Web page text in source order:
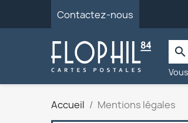
Contactez-nous
search
Accueil Mentions légales